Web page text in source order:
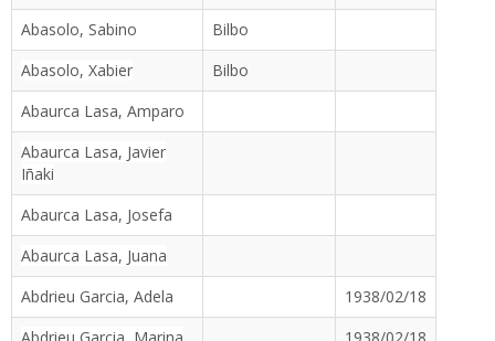
Abasolo, Sabino
Bilbo
Abasolo, Xabier
Bilbo
Abaurca Lasa, Amparo
Abaurca Lasa, Javier
Iñaki
Abaurca Lasa, Josefa
Abaurca Lasa, Juana
Abdrieu Garcia, Adela
1938/02/18